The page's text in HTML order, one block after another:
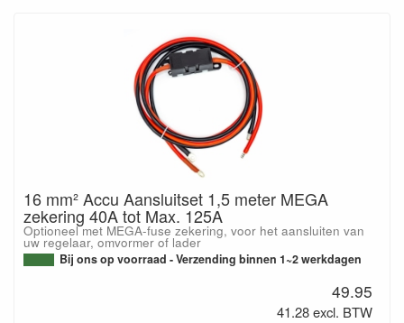
16 mm² Accu Aansluitset 1,5 meter MEGA
zekering 40A tot Max. 125A
Optioneel met MEGA-fuse zekering, voor het aansluiten van
uw regelaar, omvormer of lader
Bij ons op voorraad - Verzending binnen 1~2 werkdagen
49.95
41.28 excl. BTW